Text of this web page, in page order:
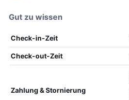
Gut zu wissen
Check-in-Zeit
Check-out-Zeit
Zahlung & Stornierung